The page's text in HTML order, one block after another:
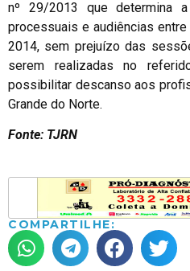
nº 29/2013 que determina
processuais e audiências
2014, sem prejuízo das
serem realizadas no
possibilitar descanso aos
Grande do Norte.
Fonte: TJRN
COMPARTILHE: